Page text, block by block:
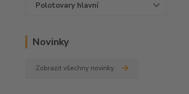
Polotovary hlavní
Novinky
Zobrazit všechny novinky